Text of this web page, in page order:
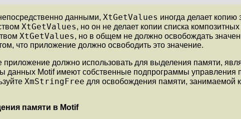
данными, XtGetValues иногда делает копию
XtGetValues, но он не делает копии списка
XtGetValues, но в общем не должно освобождать
что приложение должно освободить это значение.
должно использовать для выделения памяти,
данных Motif имеют собственные подпрограммы управления
XmStringFree для освобождения памяти, занимаемой
памяти в Motif